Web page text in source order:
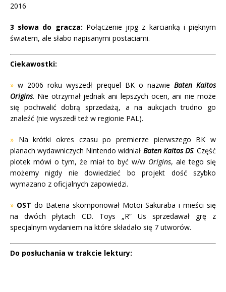
2016
3 słowa do gracza: Połączenie jrpg z karcianką i pięknym
światem, ale słabo napisanymi postaciami.
Ciekawostki:
»w 2006 roku wyszedł prequel BK o nazwie Baten Kaitos
Origins. Nie otrzymał jednak ani lepszych ocen, ani nie może
się pochwalić dobrą sprzedażą, a na aukcjach trudno go
znaleźć (nie wyszedł też w regionie PAL).
» Na krótki okres czasu po premierze pierwszego BK w
planach wydawniczych Nintendo widniał Baten Kaitos DS. Część
plotek mówi o tym, że miał to być w/w Origins, ale tego się
możemy nigdy nie dowiedzieć bo projekt dość szybko
wymazano z oficjalnych zapowiedzi.
» OST do Batena skomponował Motoi Sakuraba i mieści się
na dwóch płytach CD. Toys „R” Us sprzedawał grę z
specjalnym wydaniem na które składało się 7 utworów.
Do posłuchania w trakcie lektury: